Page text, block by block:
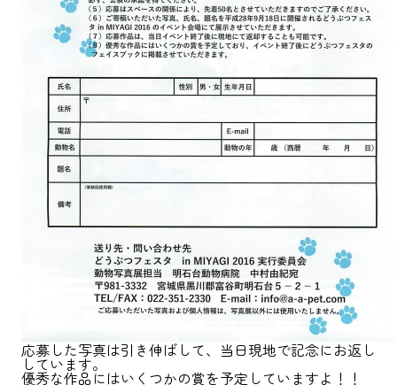
応募した写真は引き伸ばして、当日現地で記念にお返し
しています。
優秀な作品にはいくつかの賞を予定していますよ！！